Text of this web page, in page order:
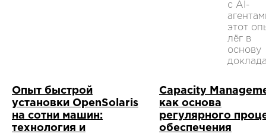
с AI-
этот
лёг в
основу
Опыт быстрой
установки OpenSolaris
на сотни машин:
технология и
Capacity
как основа
регулярного
обеспечения